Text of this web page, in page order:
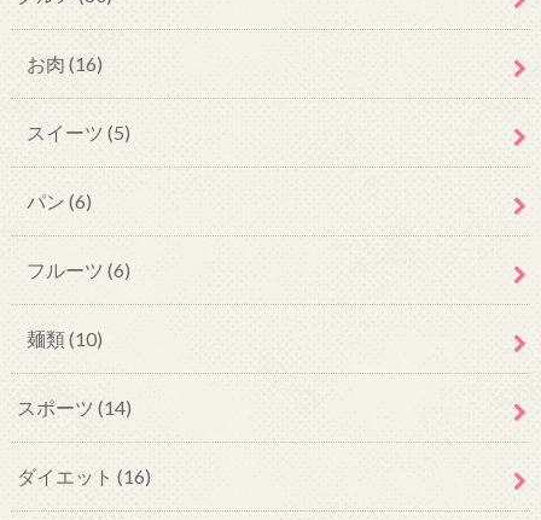
お肉 (16)
スイーツ (5)
パン (6)
フルーツ (6)
麺類(10)
スポーツ (14)
ダイエット (16)